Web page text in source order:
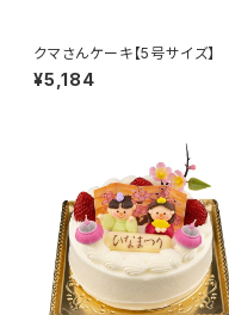
クマさんケーキ【5号サイズ】
¥5,184